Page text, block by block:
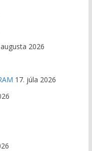
2026
17. júla 2026